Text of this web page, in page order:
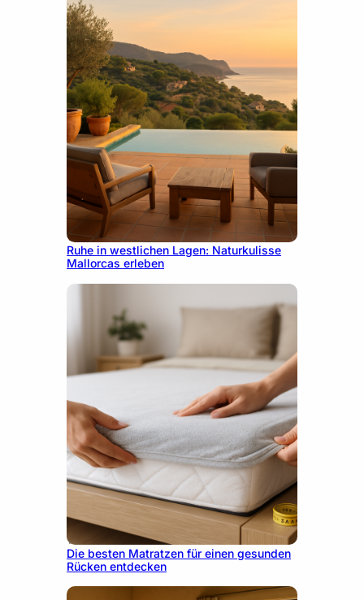
11. Juni 2026
Ruhe in westlichen Lagen: Naturkulisse
Mallorcas erleben
1. Juni 2026
Die besten Matratzen für einen gesunden
Rücken entdecken